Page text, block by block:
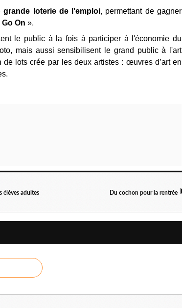
grande loterie de l'emploi, permettant de gagner
On ».
le public à la fois à participer à l'économie du
mais aussi sensibilisent le grand public à l'art
lots crée par les deux artistes : œuvres d’art en
élèves adultes Du cochon pour la rentrée